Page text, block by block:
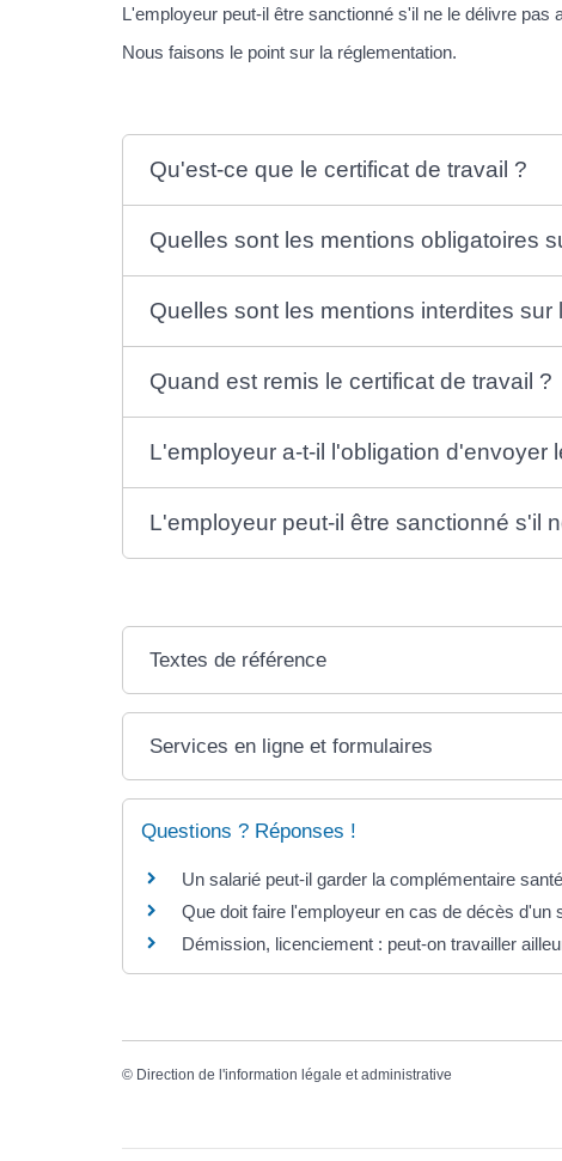
L'employeur peut-il être sanctionné s'il ne le délivre pas
Nous faisons le point sur la réglementation.
Qu'est-ce que le certificat de travail ?
Quelles sont les mentions obligatoires
Quelles sont les mentions interdites sur
Quand est remis le certificat de travail ?
L'employeur a-t-il l'obligation d'envoyer
L'employeur peut-il être sanctionné s'il
Textes de référence
Services en ligne et formulaires
Questions ? Réponses !
Un salarié peut-il garder la complémentaire
Que doit faire l'employeur en cas de décès d'un
Démission, licenciement : peut-on travailler
© Direction de l'information légale et administrative